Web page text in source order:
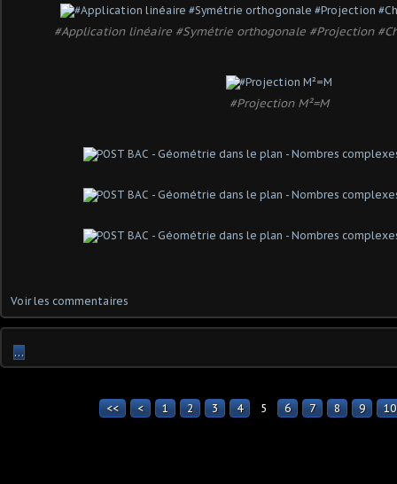
#Application linéaire #Symétrie orthogonale #Projection
#Projection M²=M
Voir les commentaires
…
<< < 1 2 3 4 5 6 7 8 9 10